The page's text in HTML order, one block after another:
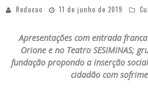
Redacao 11 de junho de 2019
Apresentações com entrada
Orione e no Teatro SESIMINAS;
fundação propondo a inserção
cidadão com